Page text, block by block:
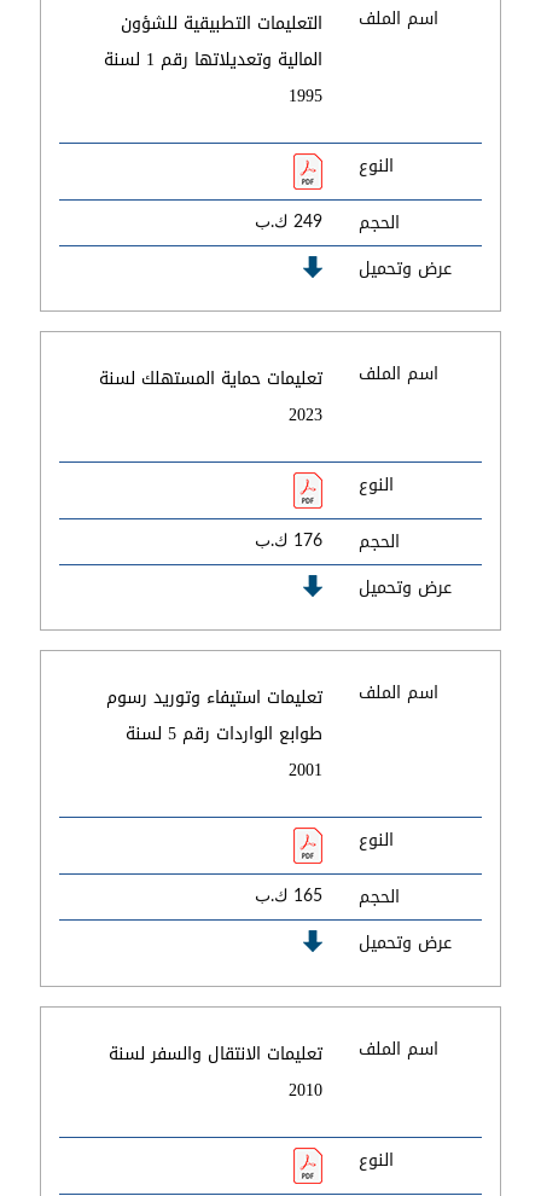
اسم الملف
التعليمات التطبيقية للشؤون
المالية وتعديلاتها رقم 1 لسنة
1995
النوع
الحجم
249 ك.ب
عرض وتحميل
اسم الملف
تعليمات حماية المستهلك لسنة
2023
النوع
الحجم
176 ك.ب
عرض وتحميل
اسم الملف
تعليمات استيفاء وتوريد رسوم
طوابع الواردات رقم 5 لسنة
2001
النوع
الحجم
165 ك.ب
عرض وتحميل
اسم الملف
تعليمات الانتقال والسفر لسنة
2010
النوع